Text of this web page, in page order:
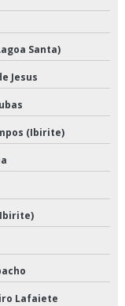
Santa)
Jesus
(Ibirite)
Lafaiete